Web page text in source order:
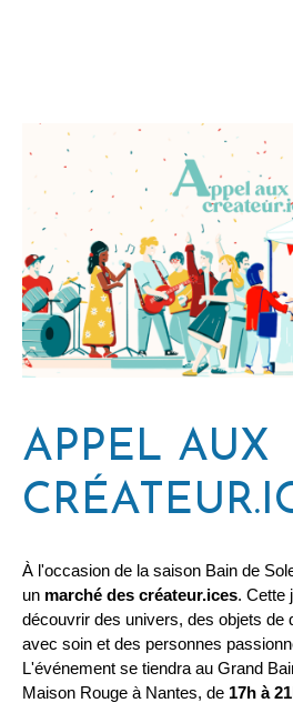
APPEL AUX
À l'occasion de la saison Bain de
un marché des créateur.ices. Cette
découvrir des univers, des objets de
avec soin et des personnes
L'événement se tiendra au Grand
Maison Rouge à Nantes, de 17h à